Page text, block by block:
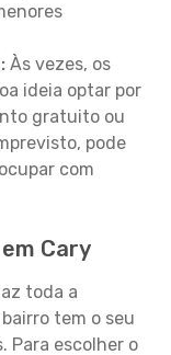
Às vezes, os
ideia optar por
gratuito ou
pode
com
Cary
toda a
tem o seu
Para escolher o